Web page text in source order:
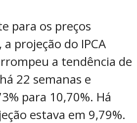
para os preços
projeção do IPCA
a tendência de
22 semanas e
para 10,70%. Há
estava em 9,79%.